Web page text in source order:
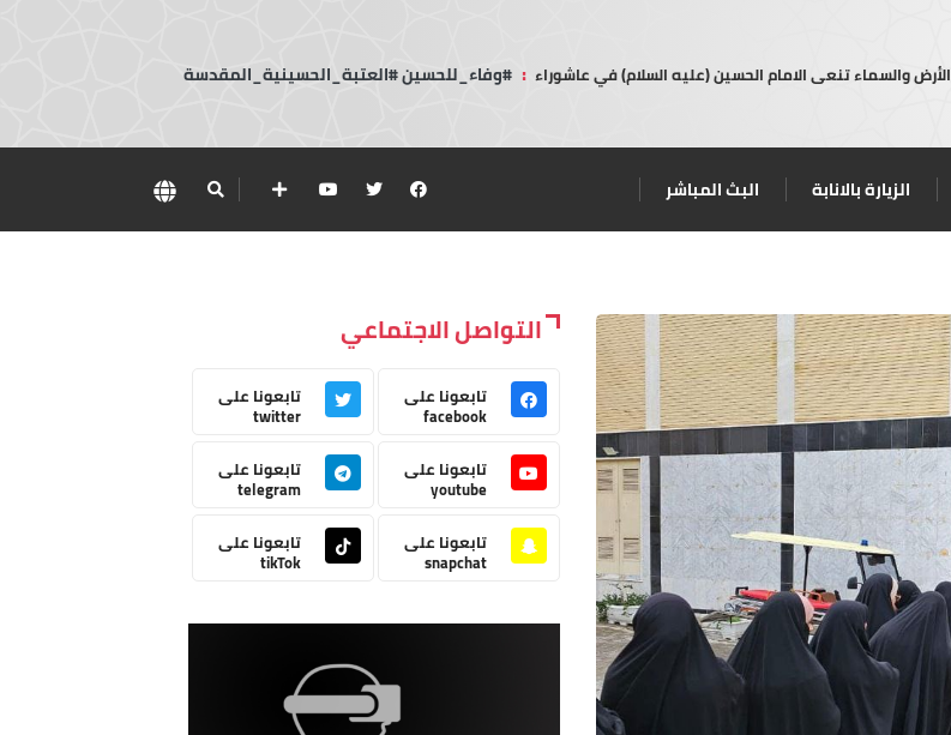
الأرض والسماء تنعى الامام الحسين (عليه السلام) في عاشوراء : #وفاء_للحسين #العتبة_الحسينية_المقدسة
الزيارة بالانابة البث المباشر
التواصل الاجتماعي
تابعونا على
facebook
تابعونا على
twitter
تابعونا على
youtube
تابعونا على
telegram
تابعونا على
snapchat
تابعونا على
tikTok